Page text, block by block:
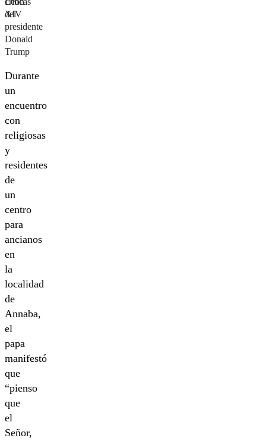
XIV
del
presidente
Donald
Trump
Durante
un
encuentro
con
religiosas
y
residentes
de
un
centro
para
ancianos
en
la
localidad
de
Annaba,
el
papa
manifestó
que
“pienso
que
el
Señor,